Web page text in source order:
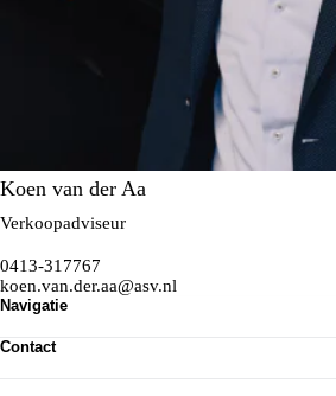
Koen van der Aa
Verkoopadviseur
0413-317767
koen.van.der.aa@asv.nl
Navigatie
Full Operational Lease
Contact